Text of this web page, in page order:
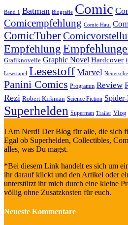
Band 1 Batman Biografie Comic
Comicempfehlung Comic Haul
ComicTuber
Empfehlung
Grafiknovelle Graphic Novel Hardcover
Lesestapel Lesestoff Marvel
Panini Comics Programm Review
Rezi Robert Kirkman Science Fiction
Superhelden Superman Trailer Vlog
I Am Nerd! Der Blog für alle, die sich
Egal ob Superhelden, Collectibles,
alles, was Du magst.
*Bei diesem Link handelt es sich um
ihr darauf klickt und den Artikel oder
unterstützt ihr mich durch eine kleine
völlig ohne Zusatzkosten für euch.
Neueste Kommentare